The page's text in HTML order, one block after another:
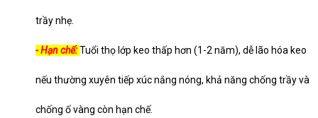
trầy nhẹ.
- Hạn chế:Tuổi thọ lớp keo thấp hơn (1-2 năm), dễ lão hóa keo
nếu thường xuyên tiếp xúc nắng nóng, khả năng chống trầy và
chống ố vàng còn hạn chế.